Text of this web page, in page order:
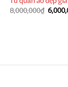
8,000,000₫ Giá
gốc